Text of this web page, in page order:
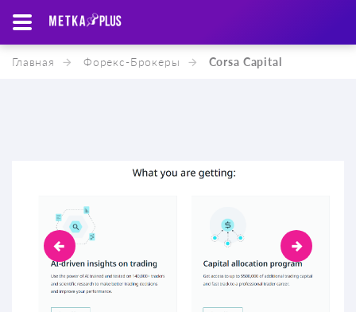
Главная Форекс-Брокеры Corsa Capital